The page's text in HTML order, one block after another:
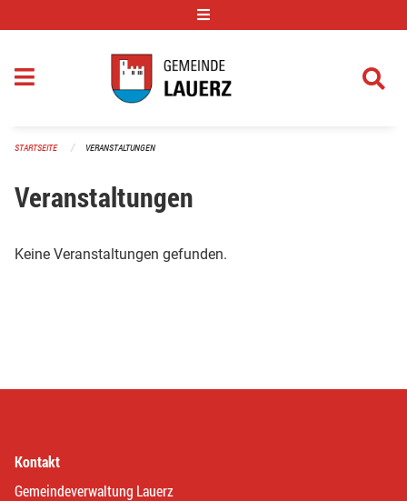
STARTSEITE VERANSTALTUNGEN
Veranstaltungen
Keine Veranstaltungen gefunden.
Kontakt
Gemeindeverwaltung Lauerz